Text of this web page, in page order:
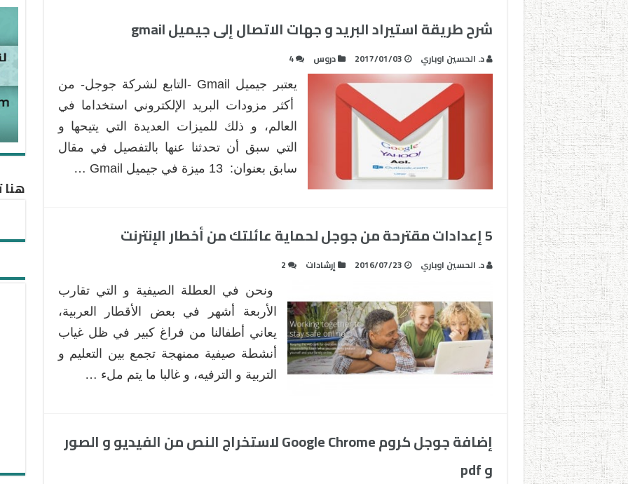
شرح طريقة استيراد البريد و جهات الاتصال إلى جيميل gmail
د. الحسين اوباري 2017/01/03 دروس 4
يعتبر جيميل Gmail -التابع لشركة جوجل- من
أكثر مزودات البريد الإلكتروني استخداما في
العالم، و ذلك للميزات العديدة التي يتيحها و
التي سبق أن تحدثنا عنها بالتفصيل في مقال
سابق بعنوان: 13 ميزة في جيميل Gmail …
5 إعدادات مقترحة من جوجل لحماية عائلتك من أخطار الإنترنت
د. الحسين اوباري 2016/07/23 إرشادات 2
ونحن في العطلة الصيفية و التي تقارب
الأربعة أشهر في بعض الأقطار العربية،
يعاني أطفالنا من فراغ كبير في ظل غياب
أنشطة صيفية ممنهجة تجمع بين التعليم و
التربية و الترفيه، و غالبا ما يتم ملء …
إضافة جوجل كروم Google Chrome لاستخراج النص من الفيديو و الصور
و pdf
هنا